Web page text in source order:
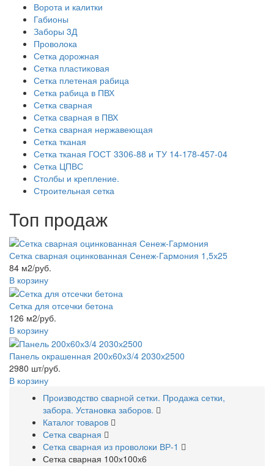
Ворота и калитки
Габионы
Заборы 3Д
Проволока
Сетка дорожная
Сетка пластиковая
Сетка плетеная рабица
Сетка рабица в ПВХ
Сетка сварная
Сетка сварная в ПВХ
Сетка сварная нержавеющая
Сетка тканая
Сетка тканая ГОСТ 3306-88 и ТУ 14-178-457-04
Сетка ЦПВС
Столбы и крепление.
Строительная сетка
Топ продаж
Сетка сварная оцинкованная Сенеж-Гармония 1,5х25
84 м2/руб.
В корзину
Сетка для отсечки бетона
126 м2/руб.
В корзину
Панель окрашенная 200х60х3/4 2030х2500
2980 шт/руб.
В корзину
Производство сварной сетки. Продажа сетки,
забора. Установка заборов.
Каталог товаров
Сетка сварная
Сетка сварная из проволоки ВР-1
Сетка сварная 100х100х6